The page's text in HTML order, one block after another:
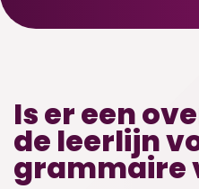
Is er een
de leerlijn
grammaire